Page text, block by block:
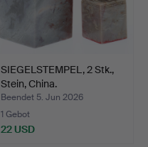
SIEGELSTEMPEL, 2 Stk.,
Stein, China.
Beendet 5. Jun 2026
1 Gebot
22 USD